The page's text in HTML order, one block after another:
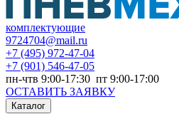
комплектующие
9724704@mail.ru
+7 (495) 972-47-04
+7 (901) 546-47-05
пн-чтв 9:00-17:30 пт 9:00-17:00
ОСТАВИТЬ ЗАЯВКУ
Каталог